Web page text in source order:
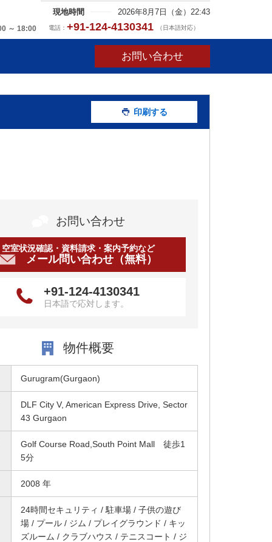
現地時間 2026年8月7日（金）22:43
～ 18:00 電話： +91-124-4130341 （日本語対応）
お問い合わせ
印刷する
お問い合わせ
空室状況確認・資料請求・案内予約など
メール問い合わせ（無料）
+91-124-4130341
日本語で応対します。
物件概要
Gurugram(Gurgaon)
DLF City V, American Express Drive, Sector
43 Gurgaon
Golf Course Road,South Point Mall 徒歩1
5分
2008 年
24時間セキュリティ / 駐車場 / 子供の遊び
場 / プール / ジム / プレイグラウンド / キッ
ズルーム / クラブハウス / テニスコート / ジ